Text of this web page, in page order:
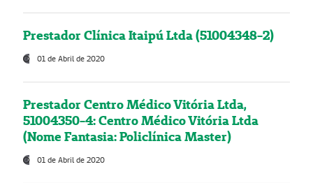
Prestador Clínica Itaipú Ltda (51004348-2)
01 de Abril de 2020
Prestador Centro Médico Vitória Ltda,
51004350-4: Centro Médico Vitória Ltda
(Nome Fantasia: Policlínica Master)
01 de Abril de 2020